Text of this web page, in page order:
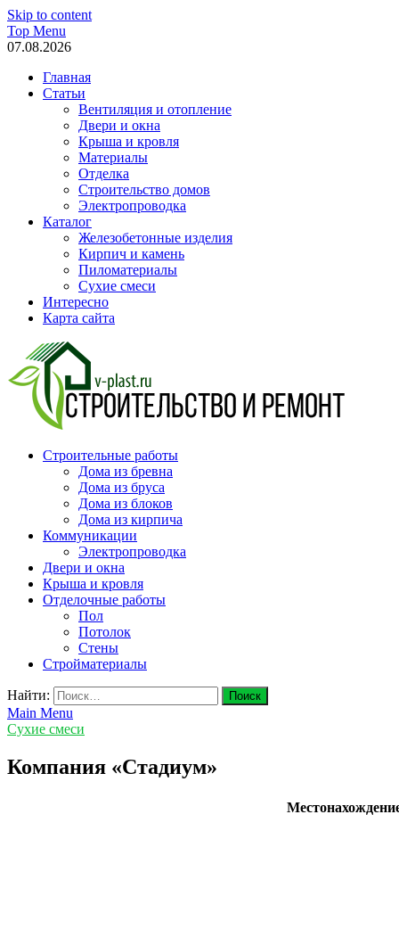
Skip to content
Top Menu
07.08.2026
Главная
Статьи
Вентиляция и отопление
Двери и окна
Крыша и кровля
Материалы
Отделка
Строительство домов
Электропроводка
Каталог
Железобетонные изделия
Кирпич и камень
Пиломатериалы
Сухие смеси
Интересно
Карта сайта
v-plast.ru Строительство и ремонт
Строительные работы
Дома из бревна
Дома из бруса
Дома из блоков
Дома из кирпича
Коммуникации
Электропроводка
Двери и окна
Крыша и кровля
Отделочные работы
Пол
Потолок
Стены
Стройматериалы
Найти:
Main Menu
Сухие смеси
Компания «Стадиум»